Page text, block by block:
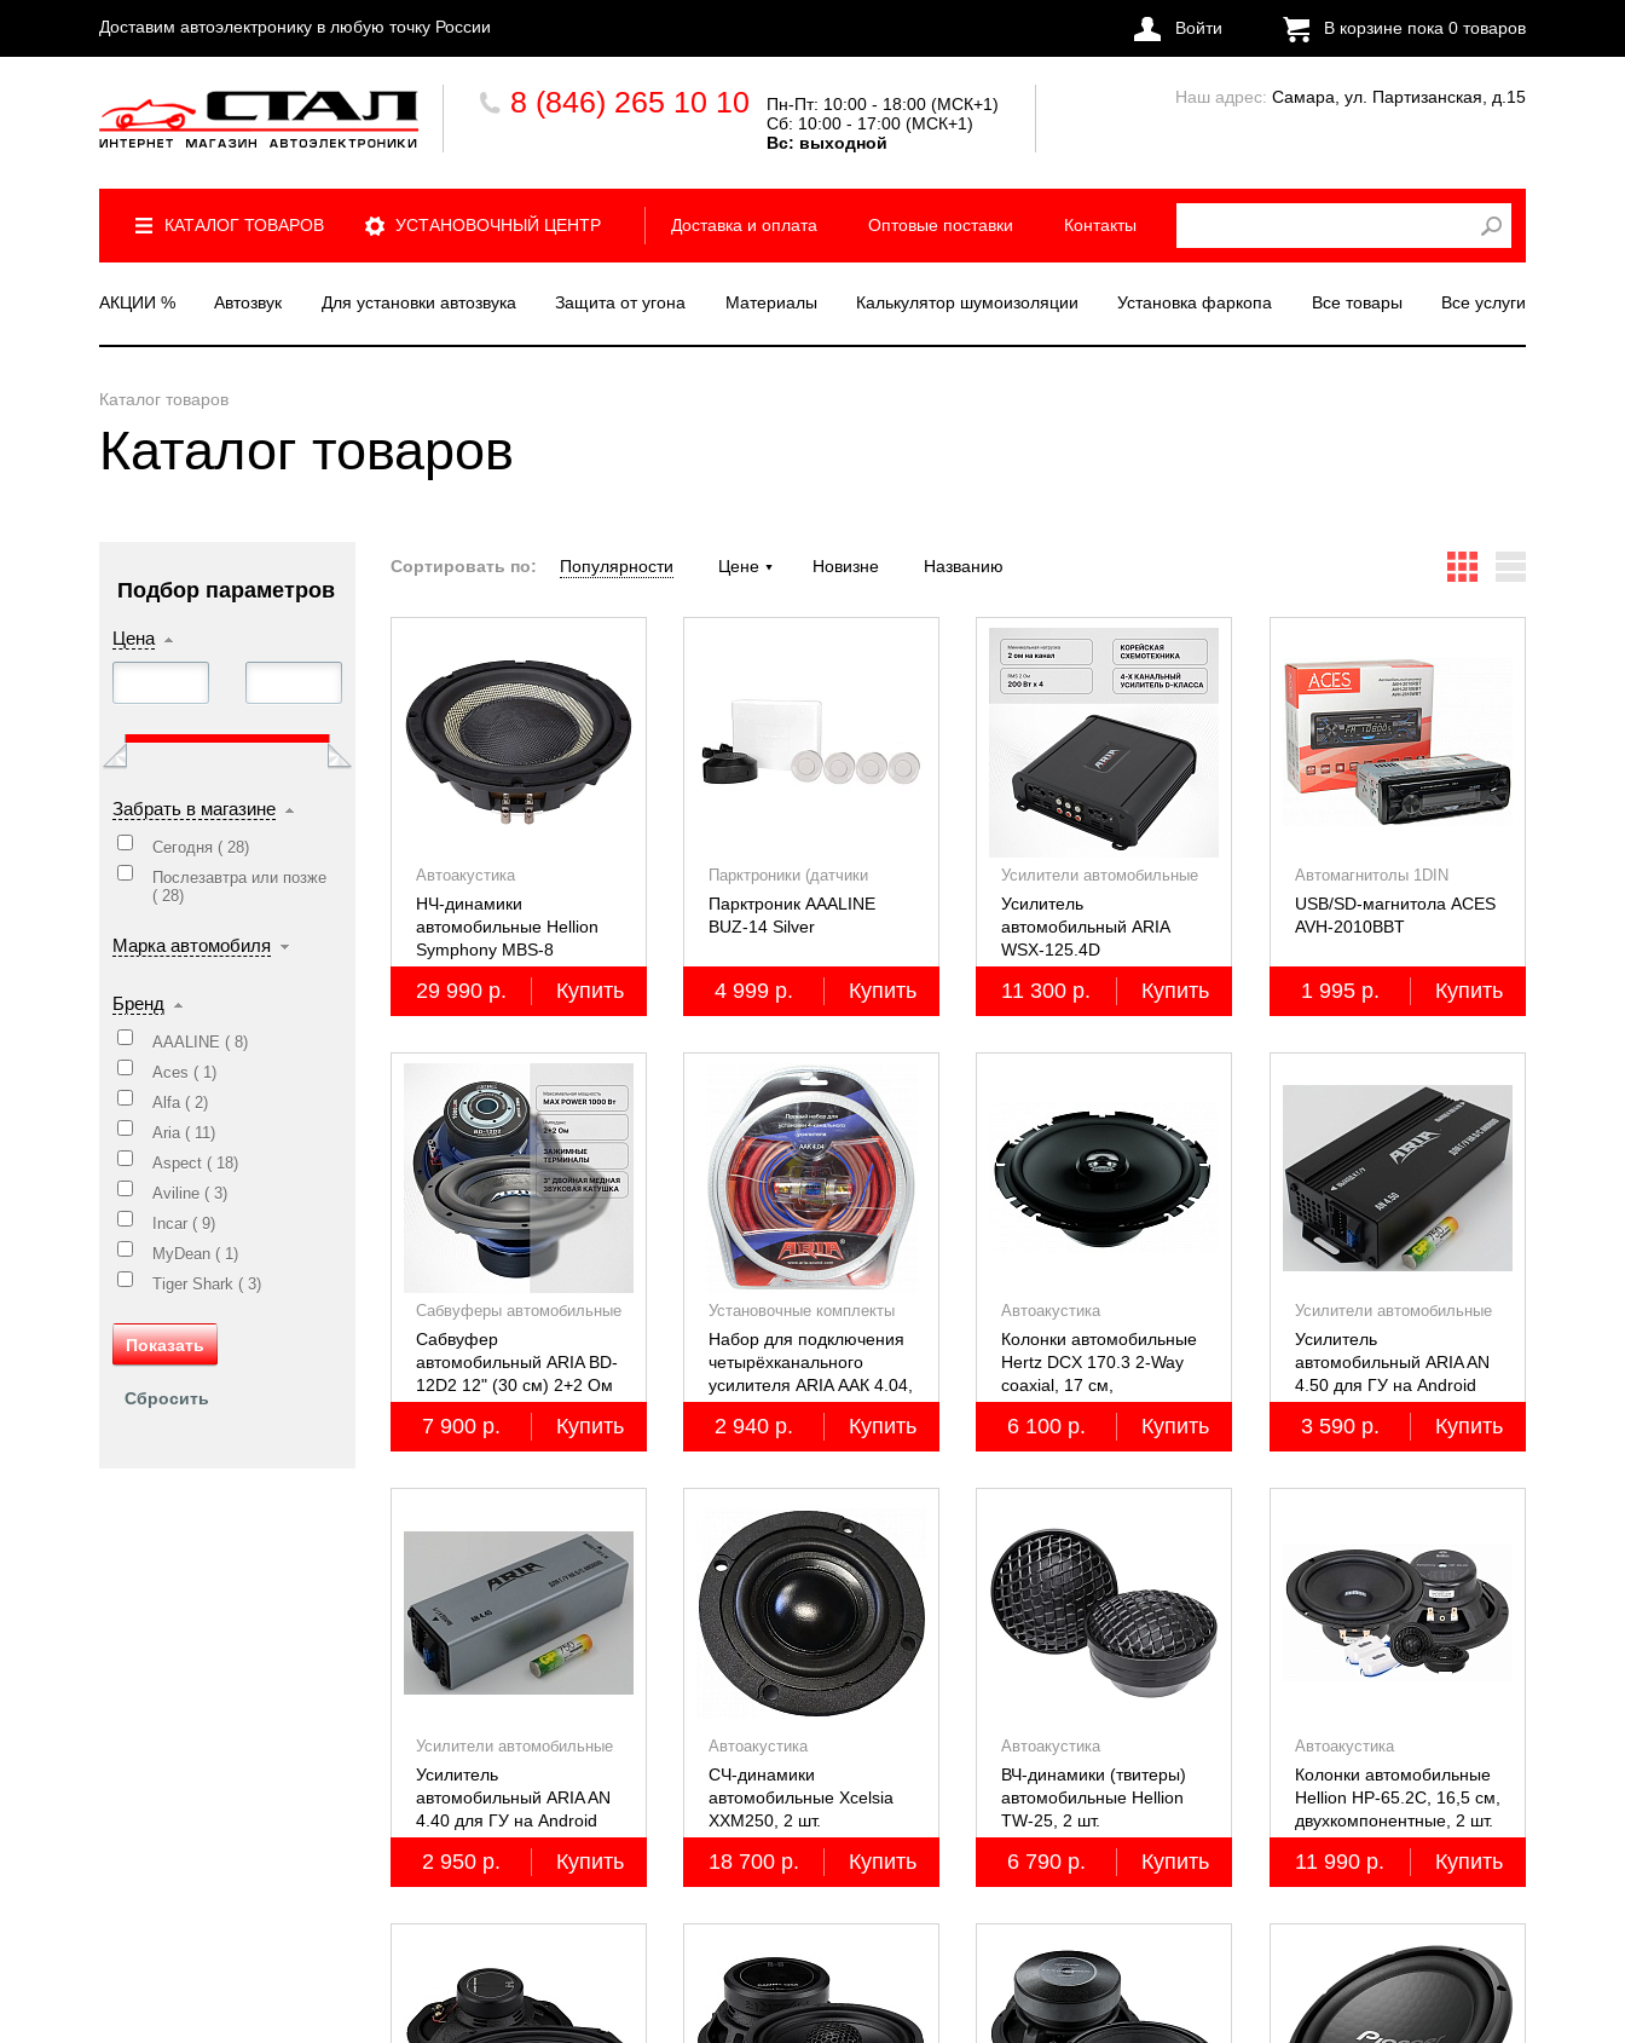
Доставим автоэлектронику в любую точку России Войти В корзине пока 0 товаров
8 (846) 265 10 10
Пн-Пт: 10:00 - 18:00 (МСК+1)
Сб: 10:00 - 17:00 (МСК+1)
Вс: выходной
Наш адрес: Самара, ул. Партизанская, д.15
КАТАЛОГ ТОВАРОВ УСТАНОВОЧНЫЙ ЦЕНТР Доставка и оплата Оптовые поставки Контакты
АКЦИИ % Автозвук Для установки автозвука Защита от угона Материалы Калькулятор шумоизоляции Установка фаркопа Все товары Все услуги
Каталог товаров
Каталог товаров
Подбор параметров
Цена
Забрать в магазине
Сегодня ( 28)
Послезавтра или позже
( 28)
Марка автомобиля
Бренд
AAALINE ( 8)
Aces ( 1)
Alfa ( 2)
Aria ( 11)
Aspect ( 18)
Aviline ( 3)
Incar ( 9)
MyDean ( 1)
Tiger Shark ( 3)
Сортировать по: Популярности Цене Новизне Названию
Автоакустика
НЧ-динамики
автомобильные Hellion
Symphony MBS-8
29 990 р. Купить
Парктроники (датчики
парковки)
Парктроник AAALINE
BUZ-14 Silver
4 999 р. Купить
Усилители автомобильные
Усилитель
автомобильный ARIA
WSX-125.4D
четырёхканальный,
4х125Вт (4Ом)
11 300 р. Купить
Автомагнитолы 1DIN
USB/SD-магнитола ACES
AVH-2010BBT
1 995 р. Купить
Сабвуферы автомобильные
Сабвуфер
автомобильный ARIA BD-
12D2 12" (30 см) 2+2 Ом
7 900 р. Купить
Установочные комплекты
(КИТы)
Набор для подключения
четырёхканального
усилителя ARIA ААК 4.04,
4AWG, miniANL 60А,
омедненный алюминий
(ССА)
2 940 р. Купить
Автоакустика
Колонки автомобильные
Hertz DCX 170.3 2-Way
coaxial, 17 см,
коаксиальные
двухполосные, 2 шт.
6 100 р. Купить
Усилители автомобильные
Усилитель
автомобильный ARIA AN
4.50 для ГУ на Android
3 590 р. Купить
Усилители автомобильные
Усилитель
автомобильный ARIA AN
4.40 для ГУ на Android
2 950 р. Купить
Автоакустика
СЧ-динамики
автомобильные Xcelsia
XXM250, 2 шт.
18 700 р. Купить
Автоакустика
ВЧ-динамики (твитеры)
автомобильные Hellion
TW-25, 2 шт.
6 790 р. Купить
Автоакустика
Колонки автомобильные
Hellion HP-65.2С, 16,5 см,
двухкомпонентные, 2 шт.
11 990 р. Купить